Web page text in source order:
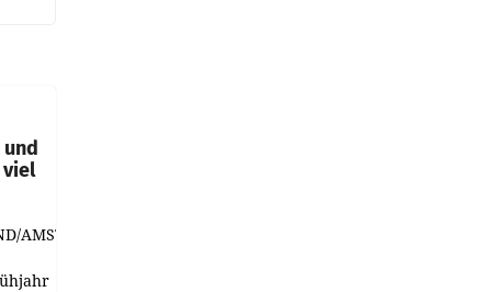
und
viel
AMSTERDAM.